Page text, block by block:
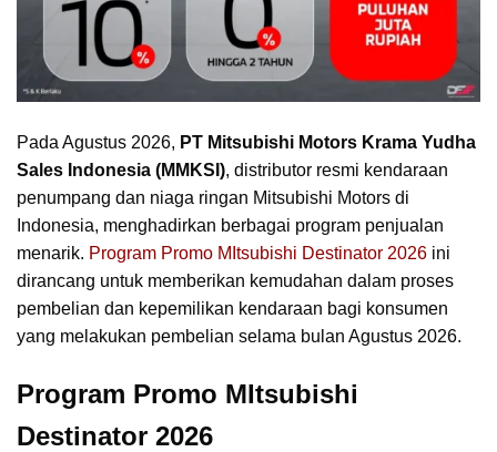
Pada Agustus 2026, PT Mitsubishi Motors Krama Yudha
Sales Indonesia (MMKSI), distributor resmi kendaraan
penumpang dan niaga ringan Mitsubishi Motors di
Indonesia, menghadirkan berbagai program penjualan
menarik. Program Promo MItsubishi Destinator 2026 ini
dirancang untuk memberikan kemudahan dalam proses
pembelian dan kepemilikan kendaraan bagi konsumen
yang melakukan pembelian selama bulan Agustus 2026.
Program Promo MItsubishi
Destinator 2026